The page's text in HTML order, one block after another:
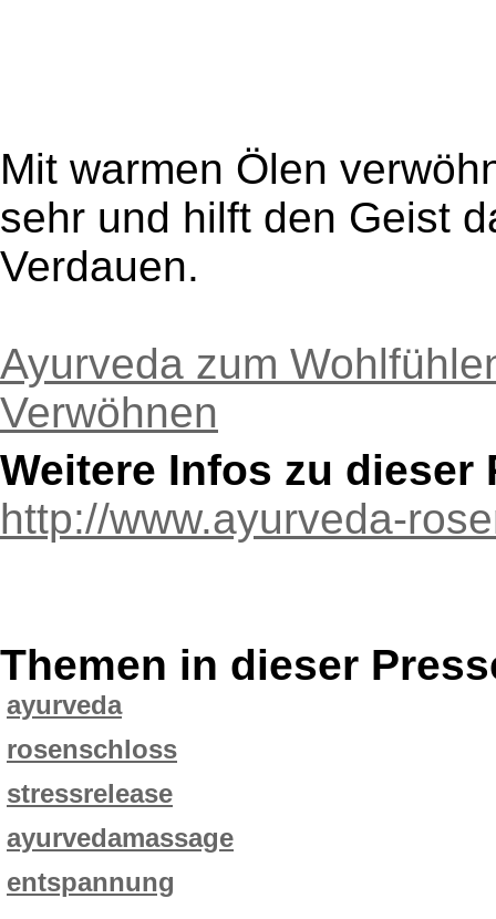
Mit warmen Ölen
sehr und hilft den Geist
Verdauen.
Ayurveda zum
Verwöhnen
Weitere Infos zu dieser
http://www.ayurveda-
Themen in dieser
ayurveda
rosenschloss
stressrelease
ayurvedamassage
entspannung